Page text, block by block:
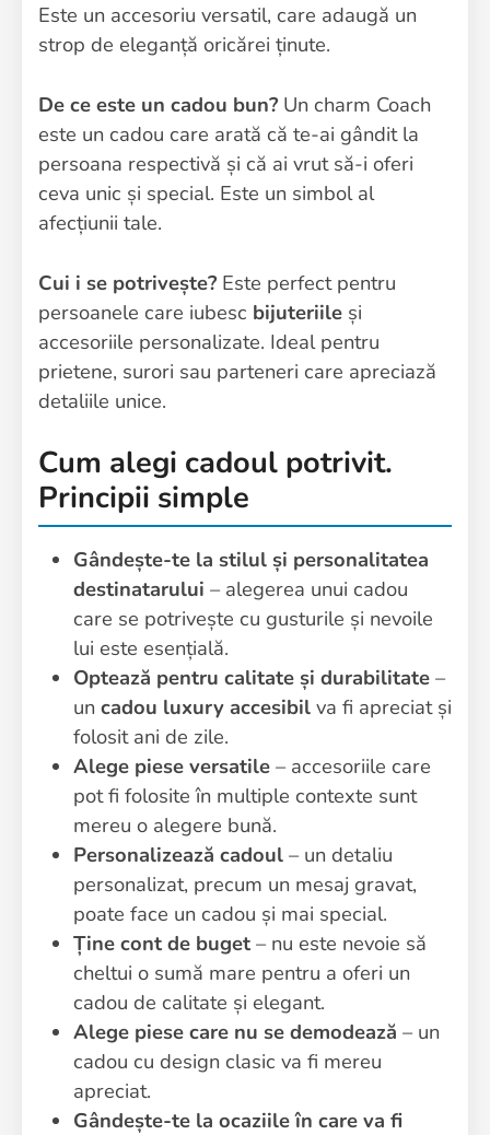
Este un accesoriu versatil, care adaugă un
strop de eleganță oricărei ținute.
De ce este un cadou bun? Un charm Coach
este un cadou care arată că te-ai gândit la
persoana respectivă și că ai vrut să-i oferi
ceva unic și special. Este un simbol al
afecțiunii tale.
Cui i se potrivește? Este perfect pentru
persoanele care iubesc bijuteriile și
accesoriile personalizate. Ideal pentru
prietene, surori sau parteneri care apreciază
detaliile unice.
Cum alegi cadoul potrivit.
Principii simple
Gândește-te la stilul și personalitatea
destinatarului – alegerea unui cadou
care se potrivește cu gusturile și nevoile
lui este esențială.
Optează pentru calitate și durabilitate –
un cadou luxury accesibil va fi apreciat și
folosit ani de zile.
Alege piese versatile – accesoriile care
pot fi folosite în multiple contexte sunt
mereu o alegere bună.
Personalizează cadoul – un detaliu
personalizat, precum un mesaj gravat,
poate face un cadou și mai special.
Ține cont de buget – nu este nevoie să
cheltui o sumă mare pentru a oferi un
cadou de calitate și elegant.
Alege piese care nu se demodează – un
cadou cu design clasic va fi mereu
apreciat.
Gândește-te la ocaziile în care va fi